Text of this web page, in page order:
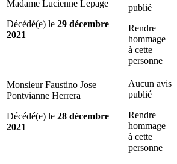
Madame Lucienne Lepage
Décédé(e) le 29 décembre
2021
publié
Rendre
hommage
à cette
personne
Monsieur Faustino Jose
Pontvianne Herrera
Décédé(e) le 28 décembre
2021
Aucun avis
publié
Rendre
hommage
à cette
personne